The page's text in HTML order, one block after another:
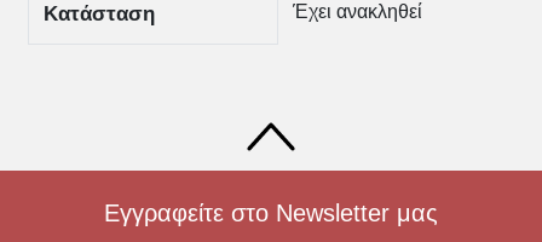
Κατάσταση Έχει ανακληθεί
Εγγραφείτε στο Newsletter μας